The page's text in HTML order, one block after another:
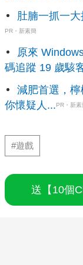
肚腩一抓一
PR・新素簡
原來
碼追蹤 19 歲駭
減肥首選，
你懷疑人...PR・新素
#遊戲
送【10個